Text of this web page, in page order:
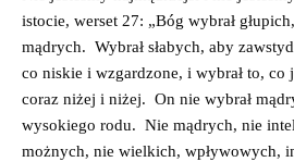
istocie, werset 27: „Bóg wybrał
mądrych. Wybrał słabych, aby
co niskie i wzgardzone, i wybrał to, co
coraz niżej i niżej. On nie wybrał
wysokiego rodu. Nie mądrych, nie
możnych, nie wielkich, wpływowych,